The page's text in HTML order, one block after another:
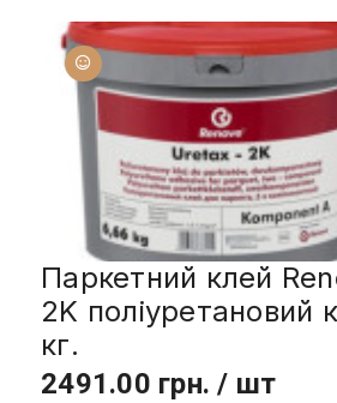
Паркетний клей
2K поліуретановий
кг.
2491.00 грн. / шт